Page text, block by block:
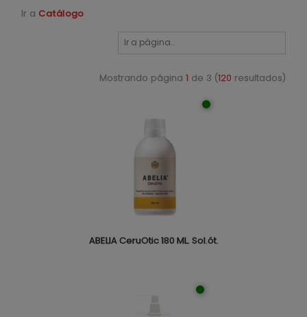
Ir a Catálogo
Mostrando página 1 de 3 (120 resultados)
ABELIA CeruOtic 180 ML. Sol.ót.